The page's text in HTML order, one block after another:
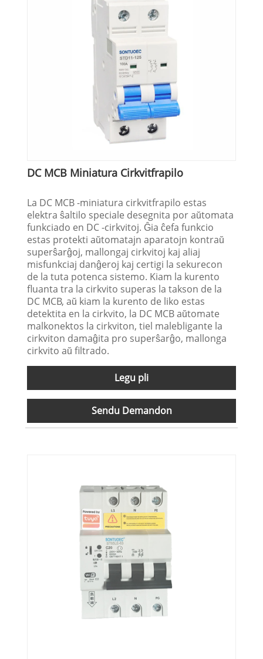
DC MCB Miniatura Cirkvitfrapilo
La DC MCB -miniatura cirkvitfrapilo estas
elektra ŝaltilo speciale desegnita por aŭtomata
funkciado en DC -cirkvitoj. Ĝia ĉefa funkcio
estas protekti aŭtomatajn aparatojn kontraŭ
superŝarĝoj, mallongaj cirkvitoj kaj aliaj
misfunkciaj danĝeroj kaj certigi la sekurecon
de la tuta potenca sistemo. Kiam la kurento
fluanta tra la cirkvito superas la takson de la
DC MCB, aŭ kiam la kurento de liko estas
detektita en la cirkvito, la DC MCB aŭtomate
malkonektos la cirkviton, tiel malebligante la
cirkviton damaĝita pro superŝarĝo, mallonga
cirkvito aŭ filtrado.
Legu pli
Sendu Demandon